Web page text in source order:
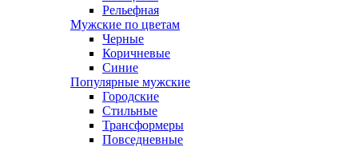
Рельефная
Мужские по цветам
Черные
Коричневые
Синие
Популярные мужские
Городские
Стильные
Трансформеры
Повседневные